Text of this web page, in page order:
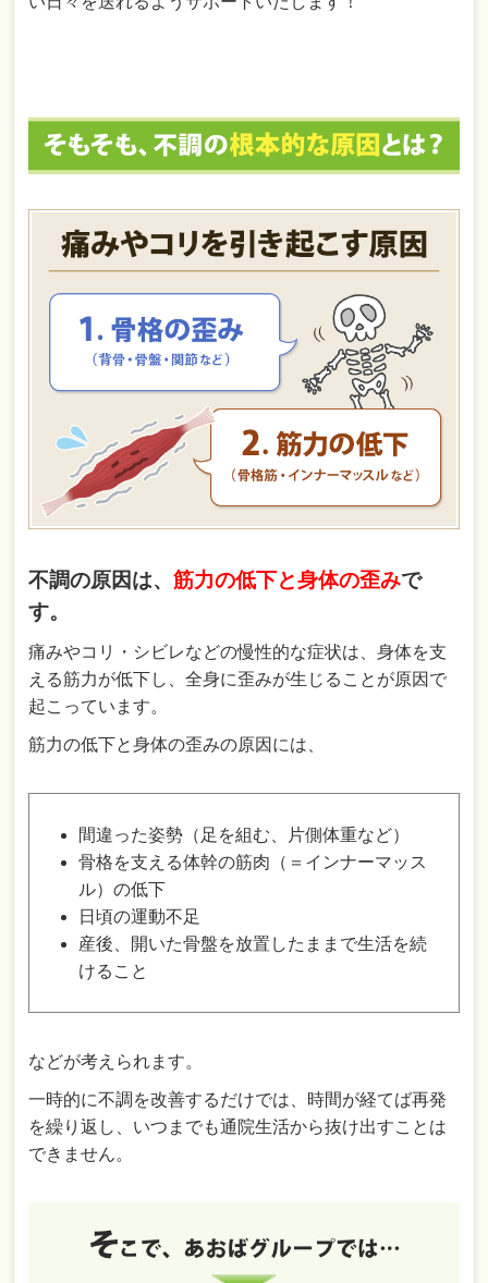
不調の原因は、筋力の低下と身体の歪みで
す。
痛みやコリ・シビレなどの慢性的な症状は、身体を支
える筋力が低下し、全身に歪みが生じることが原因で
起こっています。
筋力の低下と身体の歪みの原因には、
間違った姿勢（足を組む、片側体重など）
骨格を支える体幹の筋肉（＝インナーマッス
ル）の低下
日頃の運動不足
産後、開いた骨盤を放置したままで生活を続
けること
などが考えられます。
一時的に不調を改善するだけでは、時間が経てば再発
を繰り返し、いつまでも通院生活から抜け出すことは
できません。